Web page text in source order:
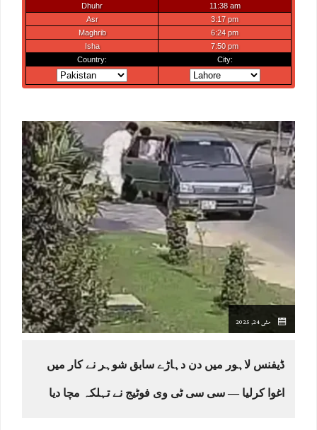
مئی 24, 2025
ڈیفنس لاہور میں دن دہاڑے سابق شوہر نے کار میں
اغوا کرلیا — سی سی ٹی وی فوٹیج نے تہلکہ مچا دیا